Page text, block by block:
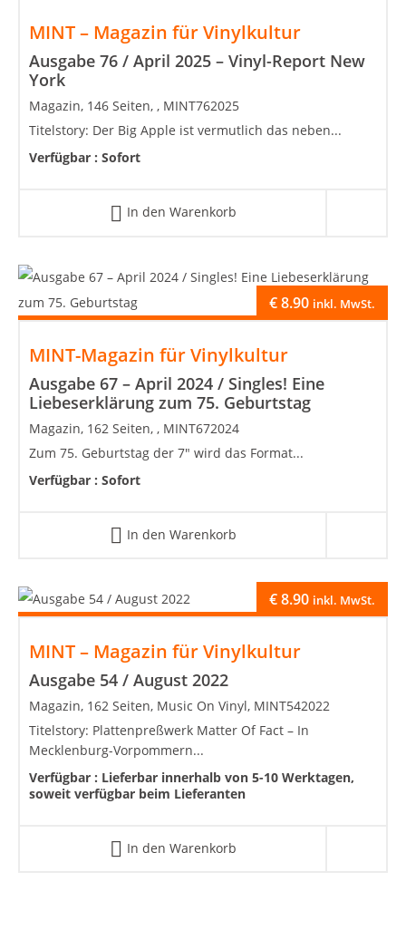
MINT – Magazin für Vinylkultur
Ausgabe 76 / April 2025 – Vinyl-Report New
York
Magazin, 146 Seiten, , MINT762025
Titelstory: Der Big Apple ist vermutlich das neben...
Verfügbar : Sofort
In den Warenkorb
MINT-Magazin für Vinylkultur
Ausgabe 67 – April 2024 / Singles! Eine
Liebeserklärung zum 75. Geburtstag
€8.90 inkl. MwSt.
Magazin, 162 Seiten, , MINT672024
Zum 75. Geburtstag der 7" wird das Format...
Verfügbar : Sofort
In den Warenkorb
MINT – Magazin für Vinylkultur
Ausgabe 54 / August 2022
€8.90 inkl. MwSt.
Magazin, 162 Seiten, Music On Vinyl, MINT542022
Titelstory: Plattenpreßwerk Matter Of Fact – In
Mecklenburg-Vorpommern...
Verfügbar : Lieferbar innerhalb von 5-10 Werktagen,
soweit verfügbar beim Lieferanten
In den Warenkorb